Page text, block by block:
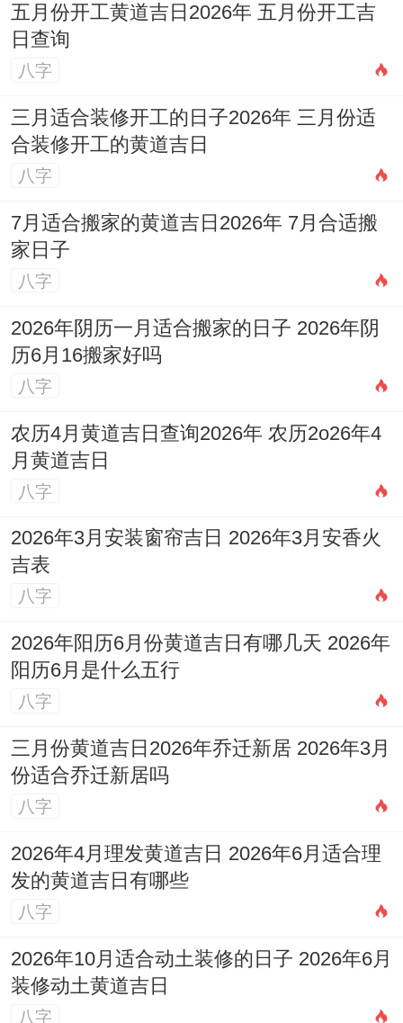
尊重地方习俗与行业惯例，有时这些细节同
样重要！
时（农历庚午年三月初十日巳时），其八字
位 庚午、庚辰、庚子、辛巳
日主庚金，生于辰月得生，年、月、时干金
帮扶，金势强旺...2026丙午年流年火旺官杀
透干；对其事业心、求变心有强烈引动，但
火旺克金；也需注意压力同波动。
位其择开工吉日，需首选能调与强金、化解
火金交战或顺势利财的日子。
2026年5月15
日（农历三月廿九，己丑日） 。
该日干支己丑;土旺正印透干。能有用流通火
金之势（火生土；土生金），化压力位动
力，生扶日主,利于项目稳定推进还有获得支
持，值神玉堂,吉...
择此日的巳时（9:00-11：00）或午时
（11：00-13:00）
巳时其本命时支,午时引动流年午火官星、但
全有己土透干转化，算得上有利。
挑选吉日是一门融合了传统智慧与个人实际
状况的学问，上述所列吉日及分析仅位通用
参考，最理想的选择永远是那个既能契合黄
道吉日通用原则。
又能完美匹配您自身八字命理、生肖属相与
项目具体需求的日子.祝愿您在新的一年里，
五月份开工黄道吉日2026年 五月份开工吉
日查询
八字
三月适合装修开工的日子2026年 三月份适
合装修开工的黄道吉日
八字
7月适合搬家的黄道吉日2026年 7月合适搬
家日子
八字
2026年阴历一月适合搬家的日子 2026年阴
历6月16搬家好吗
八字
农历4月黄道吉日查询2026年 农历2o26年4
月黄道吉日
八字
2026年3月安装窗帘吉日 2026年3月安香火
吉表
八字
2026年阳历6月份黄道吉日有哪几天 2026年
阳历6月是什么五行
八字
三月份黄道吉日2026年乔迁新居 2026年3月
份适合乔迁新居吗
八字
2026年4月理发黄道吉日 2026年6月适合理
发的黄道吉日有哪些
八字
2026年10月适合动土装修的日子 2026年6月
装修动土黄道吉日
八字